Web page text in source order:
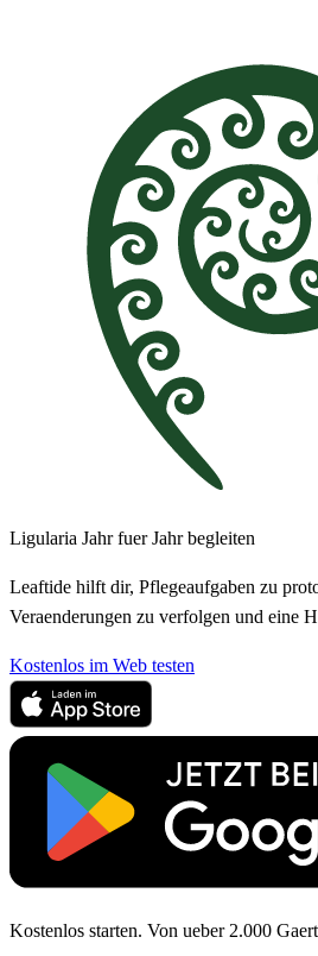
Ligularia Jahr fuer Jahr begleiten
Leaftide hilft dir, Pflegeaufgaben zu
Veraenderungen zu verfolgen und eine
Kostenlos im Web testen
Kostenlos starten. Von ueber 2.000